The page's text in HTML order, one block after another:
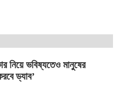
নিয়ে ভবিষ্যতেও মানুষের
ড্যাব’